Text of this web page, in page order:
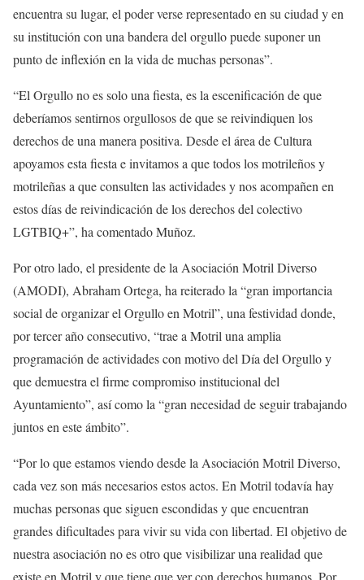
encuentra su lugar, el poder verse representado en su ciudad y en
su institución con una bandera del orgullo puede suponer un
punto de inflexión en la vida de muchas personas”.
“El Orgullo no es solo una fiesta, es la escenificación de que
deberíamos sentirnos orgullosos de que se reivindiquen los
derechos de una manera positiva. Desde el área de Cultura
apoyamos esta fiesta e invitamos a que todos los motrileños y
motrileñas a que consulten las actividades y nos acompañen en
estos días de reivindicación de los derechos del colectivo
LGTBIQ+”, ha comentado Muñoz.
Por otro lado, el presidente de la Asociación Motril Diverso
(AMODI), Abraham Ortega, ha reiterado la “gran importancia
social de organizar el Orgullo en Motril”, una festividad donde,
por tercer año consecutivo, “trae a Motril una amplia
programación de actividades con motivo del Día del Orgullo y
que demuestra el firme compromiso institucional del
Ayuntamiento”, así como la “gran necesidad de seguir trabajando
juntos en este ámbito”.
“Por lo que estamos viendo desde la Asociación Motril Diverso,
cada vez son más necesarios estos actos. En Motril todavía hay
muchas personas que siguen escondidas y que encuentran
grandes dificultades para vivir su vida con libertad. El objetivo de
nuestra asociación no es otro que visibilizar una realidad que
existe en Motril y que tiene que ver con derechos humanos. Por